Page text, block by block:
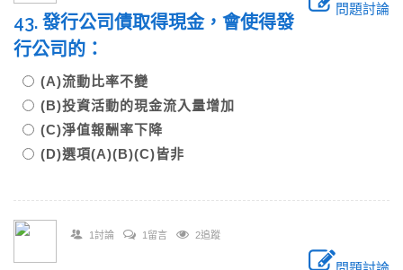
問題討論
43. 發行公司債取得現金，會使得發
行公司的：
(A)流動比率不變
(B)投資活動的現金流入量增加
(C)淨值報酬率下降
(D)選項(A)(B)(C)皆非
1討論 1留言 2追蹤